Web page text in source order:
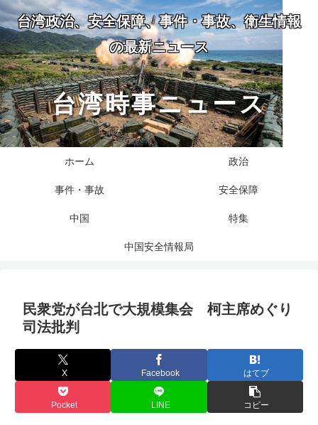
台湾政治、安全保障、事件・事故、衛生情報
の最新ニュース
台湾時事ニュース
ホーム 政治
事件・事故 安全保障
中国 特集
中国安全情報局
民衆党が台北で大規模集会 柯主席めぐり
司法批判
X Facebook はてブ
Pocket LINE コピー